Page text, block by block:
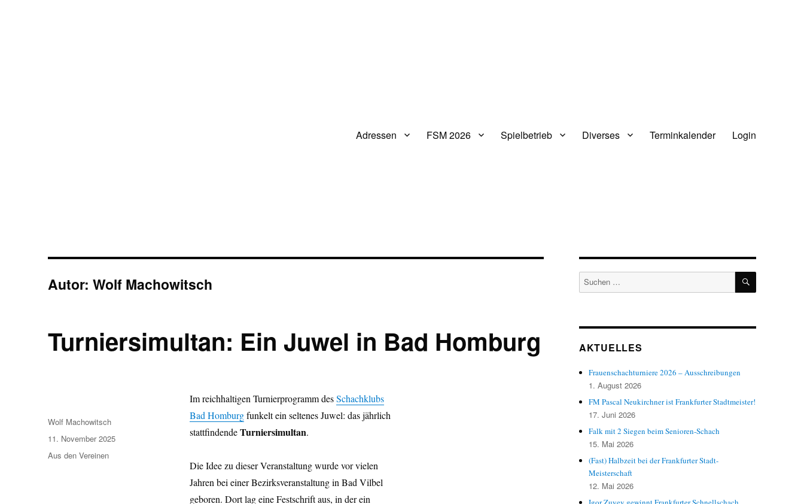
Adressen FSM 2026 Spielbetrieb Diverses Terminkalender Login
Autor:Wolf Machowitsch
Turniersimultan: Ein Juwel in Bad Homburg
Im reichhaltigen Turnierprogramm desSchachklubs
Bad Homburgfunkelt ein seltenes Juwel: das jährlich
stattfindendeTurniersimultan.
Die Idee zu dieser Veranstaltung wurde vor vielen
Jahren bei einer Bezirksveranstaltung in Bad Vilbel
geboren. Dort lag eine Festschrift aus, in der ein
Autor
Wolf Machowitsch
Veröffentlicht
am
11. November 2025
Kategorien
Aus den Vereinen
Suchen
nach:
SUCHEN
AKTUELLES
Frauenschachturniere 2026 – Ausschreibungen
1. August 2026
FM Pascal Neukirchner ist Frankfurter Stadtmeister!
17. Juni 2026
Falk mit 2 Siegen beim Senioren-Schach
15. Mai 2026
(Fast) Halbzeit bei der Frankfurter Stadt-
Meisterschaft
12. Mai 2026